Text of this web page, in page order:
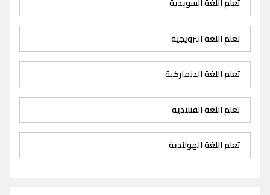
تعلم اللغة النرويجية
تعلم اللغة الدنماركية
تعلم اللغة الفنلندية
تعلم اللغة الهولندية